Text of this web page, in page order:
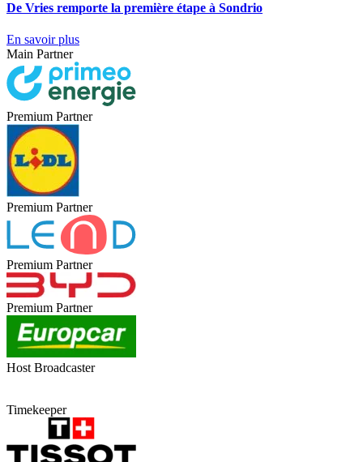
De Vries remporte la première étape à Sondrio
En savoir plus
Main Partner
Premium Partner
Premium Partner
Premium Partner
Premium Partner
Host Broadcaster
Timekeeper